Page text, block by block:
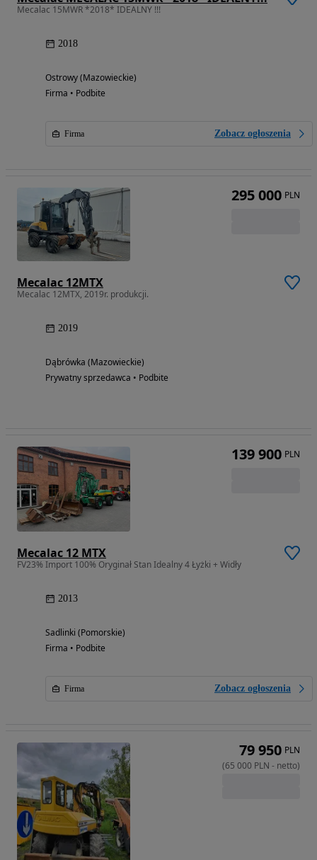
Mecalac 15MWR *2018* IDEALNY !!!
2018
Ostrowy (Mazowieckie)
Firma • Podbite
Firma Zobacz ogłoszenia
Mecalac 12MTX
Mecalac 12MTX, 2019r. produkcji.
2019
Dąbrówka (Mazowieckie)
Prywatny sprzedawca • Podbite
295 000 PLN
Mecalac 12 MTX
FV23% Import 100% Oryginał Stan Idealny 4 Łyżki + Widły
2013
Sadlinki (Pomorskie)
Firma • Podbite
Firma Zobacz ogłoszenia
139 900 PLN
79 950 PLN
(65 000 PLN - netto)